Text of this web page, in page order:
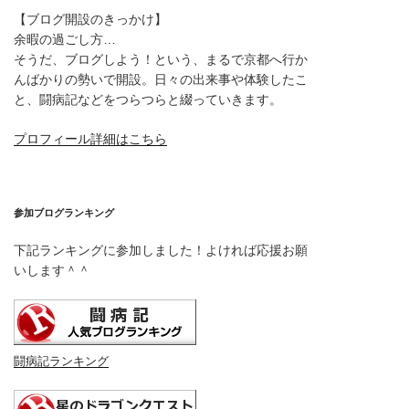
【ブログ開設のきっかけ】
余暇の過ごし方…
そうだ、ブログしよう！という、まるで京都へ行か
んばかりの勢いで開設。日々の出来事や体験したこ
と、闘病記などをつらつらと綴っていきます。
プロフィール詳細はこちら
参加ブログランキング
下記ランキングに参加しました！よければ応援お願
いします＾＾
闘病記ランキング